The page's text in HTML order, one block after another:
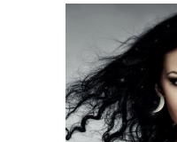
Маска в домашних
условиях
Маски от черных точек